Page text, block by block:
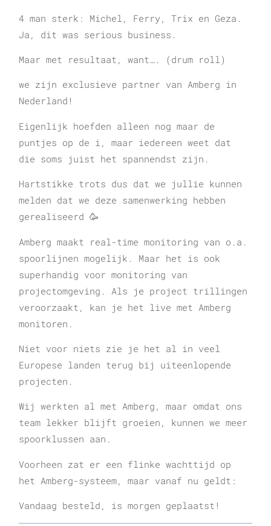
4 man sterk: Michel, Ferry, Trix en Geza.
Ja, dit was serious business.
Maar met resultaat, want…. (drum roll)
we zijn exclusieve partner van Amberg in
Nederland!
Eigenlijk hoefden alleen nog maar de
puntjes op de i, maar iedereen weet dat
die soms juist het spannendst zijn.
Hartstikke trots dus dat we jullie kunnen
melden dat we deze samenwerking hebben
gerealiseerd 🥳
Amberg maakt real-time monitoring van o.a.
spoorlijnen mogelijk. Maar het is ook
superhandig voor monitoring van
projectomgeving. Als je project trillingen
veroorzaakt, kan je het live met Amberg
monitoren.
Niet voor niets zie je het al in veel
Europese landen terug bij uiteenlopende
projecten.
Wij werkten al met Amberg, maar omdat ons
team lekker blijft groeien, kunnen we meer
spoorklussen aan.
Voorheen zat er een flinke wachttijd op
het Amberg-systeem, maar vanaf nu geldt:
Vandaag besteld, is morgen geplaatst!